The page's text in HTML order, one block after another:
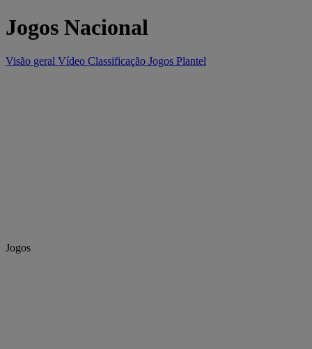
Jogos Nacional
Visão geral Vídeo Classificação Jogos Plantel
Jogos